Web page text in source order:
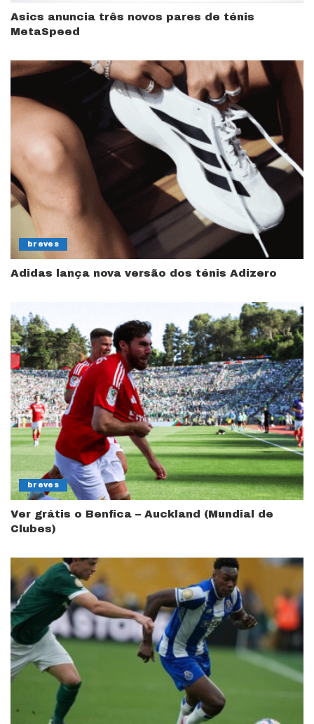
Asics anuncia três novos pares de ténis
MetaSpeed
breves
Adidas lança nova versão dos ténis Adizero
breves
Ver grátis o Benfica – Auckland (Mundial de
Clubes)